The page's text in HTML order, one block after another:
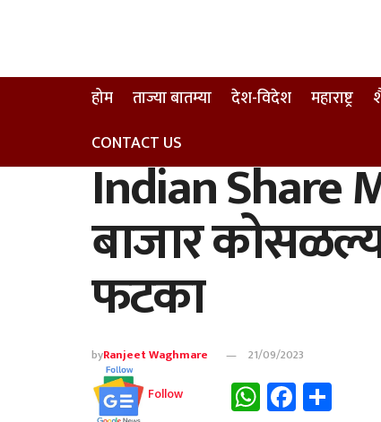
होम ताज्या बातम्या देश-विदेश महाराष्ट्र
CONTACT US
Indian Share
बाजार
फटका
byRanjeet Waghmare 21/09/2023
Follow WhatsApp